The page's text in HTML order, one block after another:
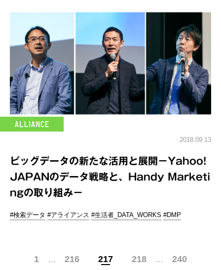
2018.09.13
ビッグデータの新たな活用と展開－Yahoo!
JAPANのデータ戦略と、Handy Marketi
ngの取り組み－
#検索データ #アライアンス #生活者_DATA_WORKS #DMP
1 … 216 217 218 … 240